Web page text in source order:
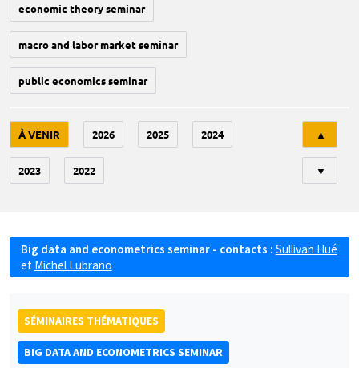
economic theory seminar
macro and labor market seminar
public economics seminar
À VENIR 2026 2025 2024
2023 2022
▲
▼
Big data and econometrics seminar - contacts : Sullivan Hué
et Michel Lubrano
SÉMINAIRES THÉMATIQUES
BIG DATA AND ECONOMETRICS SEMINAR